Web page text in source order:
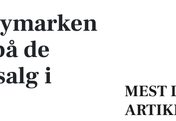
de
i
MEST